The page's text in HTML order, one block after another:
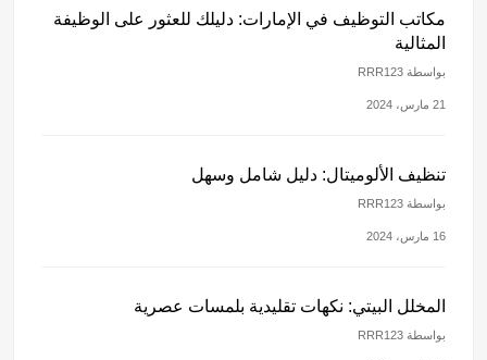
مكاتب التوظيف في الإمارات: دليلك للعثور على الوظيفة
المثالية
بواسطة RRR123
21 مارس، 2024
تنظيف الألوميتال: دليل شامل وسهل
بواسطة RRR123
16 مارس، 2024
المخلل البيتي: نكهات تقليدية بلمسات عصرية
بواسطة RRR123